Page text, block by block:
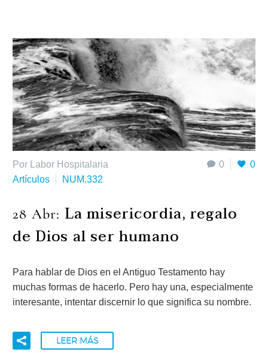
0 0
Por Labor Hospitalaria
Artículos
NUM.332
28 Abr: La misericordia, regalo
de Dios al ser humano
Para hablar de Dios en el Antiguo Testamento hay
muchas formas de hacerlo. Pero hay una, especialmente
interesante, intentar discernir lo que significa su nombre.
LEER MÁS